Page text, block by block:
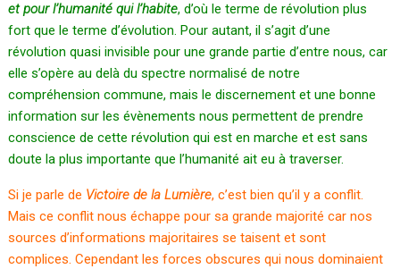
et pour l’humanité qui l’habite, d’où le terme de révolution plus
fort que le terme d’évolution. Pour autant, il s’agit d’une
révolution quasi invisible pour une grande partie d’entre nous, car
elle s’opère au delà du spectre normalisé de notre
compréhension commune, mais le discernement et une bonne
information sur les évènements nous permettent de prendre
conscience de cette révolution qui est en marche et est sans
doute la plus importante que l’humanité ait eu à traverser.
Si je parle de Victoire de la Lumière, c’est bien qu’il y a conflit.
Mais ce conflit nous échappe pour sa grande majorité car nos
sources d’informations majoritaires se taisent et sont
complices. Cependant les forces obscures qui nous dominaient